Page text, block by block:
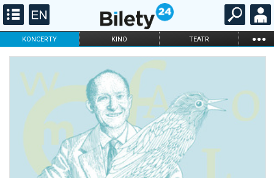
KONCERTY KINO TEATR ...
FILHARMONIA OPERA I BALET
DLA DZIECI
ONLINE